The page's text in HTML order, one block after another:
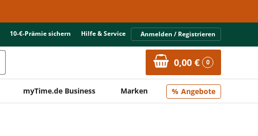
10-€-Prämie sichern Hilfe & Service Anmelden / Registrieren
0,00 € 0
myTime.de Business Marken Angebote